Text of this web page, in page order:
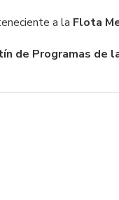
a la Flota
de Programas de